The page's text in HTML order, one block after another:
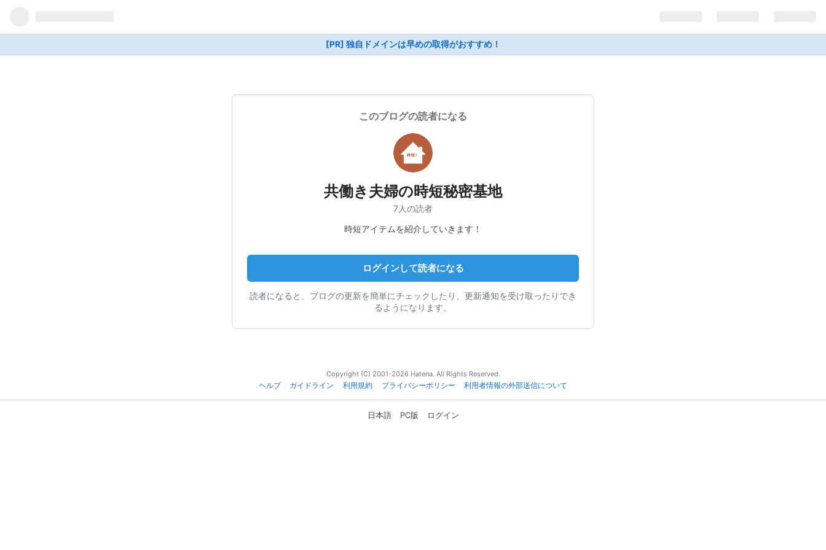
[PR] 独自ドメインは早めの取得がおすすめ！
このブログの読者になる
共働き夫婦の時短秘密基地
7人の読者
時短アイテムを紹介していきます！
ログインして読者になる
読者になると、ブログの更新を簡単にチェックしたり、更新通知を受け取ったりでき
るようになります。
Copyright (C) 2001-2026 Hatena. All Rights Reserved.
ヘルプ
ガイドライン 利用規約 プライバシーポリシー 利用者情報の外部送信について
日本語 PC版 ログイン